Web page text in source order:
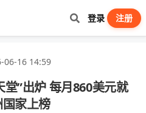
登录 注册
06-16 14:59
”出炉 每月860美元就
家上榜